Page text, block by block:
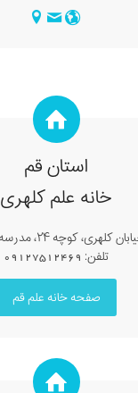
استان قم
خانه علم کلهری
كوچه ۲۴، مدرسه شهيد ولی
تلفن: 09127512469
صفحه خانه علم قم